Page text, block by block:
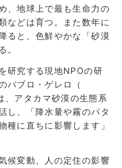
、地球上で最も生命力の
などは育つ。また数年に
ると、色鮮やかな「砂漠
。
研究する現地NPOの研
パブロ・ゲレロ（
、アタカマ砂漠の生態系
し、「降水量や霧のパタ
種に直ちに影響します」
候変動、人の定住の影響